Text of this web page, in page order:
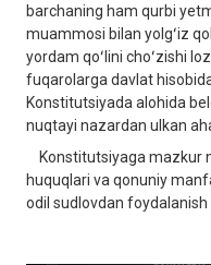
barchaning ham qurbi
muammosi bilan yolgʻiz
yordam qoʻlini choʻzishi
fuqarolarga davlat
Konstitutsiyada alohida
nuqtayi nazardan ulkan
Konstitutsiyaga mazkur
huquqlari va qonuniy
odil sudlovdan